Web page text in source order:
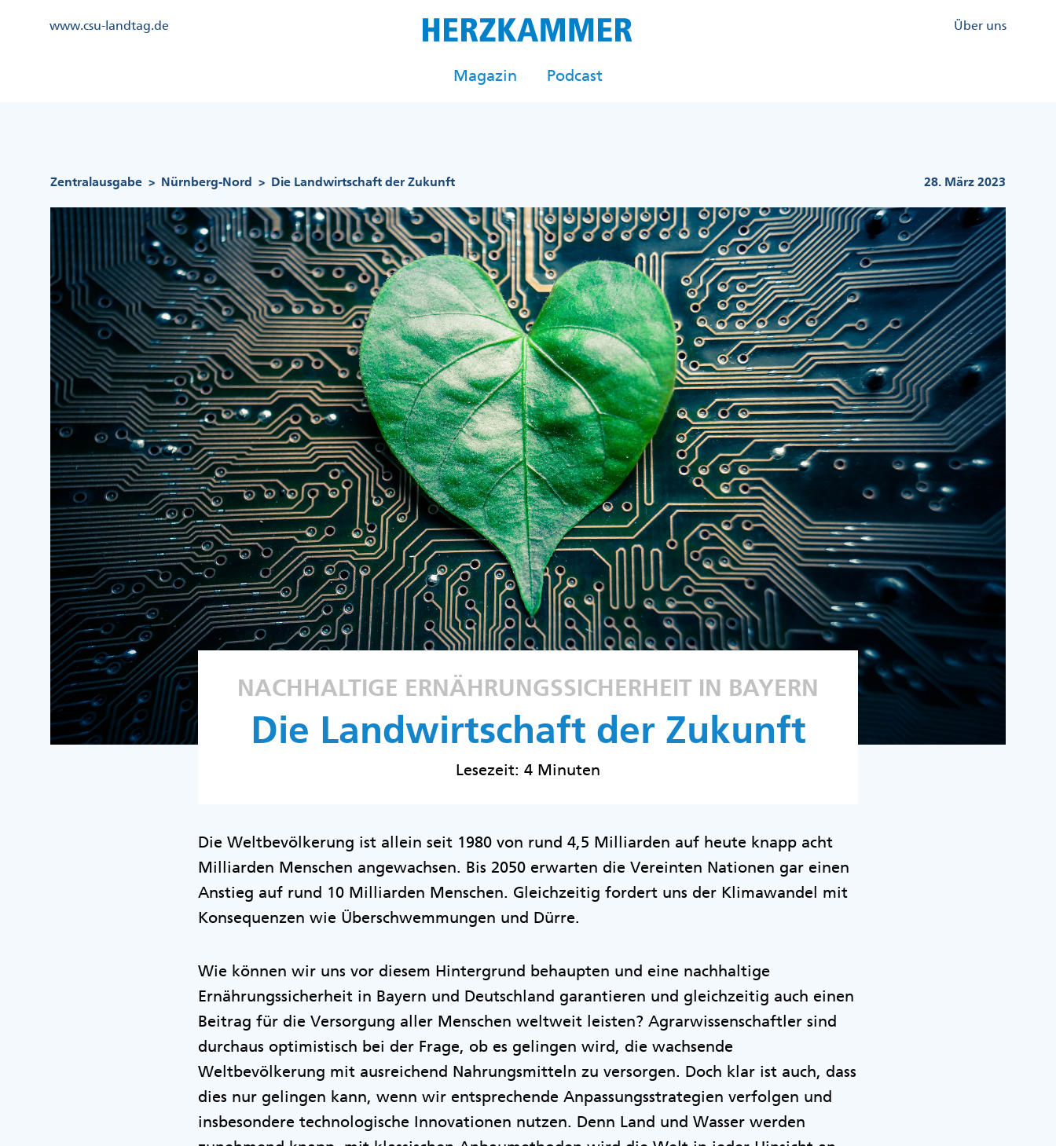
Kopfzeile
www.csu-landtag.de
Kopfzeile
Über uns
Magazin Podcast
Zentralausgabe > Nürnberg-Nord > Die Landwirtschaft der Zukunft 28. März 2023
NACHHALTIGE ERNÄHRUNGSSICHERHEIT IN BAYERN
Die Landwirtschaft der Zukunft
Lesezeit: 4 Minuten
Die Weltbevölkerung ist allein seit 1980 von rund 4,5 Milliarden auf heute knapp acht
Milliarden Menschen angewachsen. Bis 2050 erwarten die Vereinten Nationen gar einen
Anstieg auf rund 10 Milliarden Menschen. Gleichzeitig fordert uns der Klimawandel mit
Konsequenzen wie Überschwemmungen und Dürre.
Wie können wir uns vor diesem Hintergrund behaupten und eine nachhaltige
Ernährungssicherheit in Bayern und Deutschland garantieren und gleichzeitig auch einen
Beitrag für die Versorgung aller Menschen weltweit leisten? Agrarwissenschaftler sind
durchaus optimistisch bei der Frage, ob es gelingen wird, die wachsende
Weltbevölkerung mit ausreichend Nahrungsmitteln zu versorgen. Doch klar ist auch, dass
dies nur gelingen kann, wenn wir entsprechende Anpassungsstrategien verfolgen und
insbesondere technologische Innovationen nutzen. Denn Land und Wasser werden